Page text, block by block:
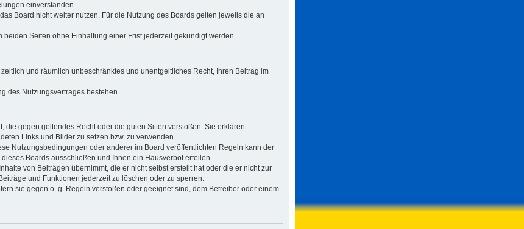
einverstanden.
Board nicht weiter nutzen. Für die Nutzung des Boards gelten jeweils die an
Seiten ohne Einhaltung einer Frist jederzeit gekündigt werden.
und räumlich unbeschränktes und unentgeltliches Recht, Ihren Beitrag im
des Nutzungsvertrages bestehen.
gegen geltendes Recht oder die guten Sitten verstoßen. Sie erklären
Links und Bilder zu setzen bzw. zu verwenden.
Nutzungsbedingungen oder anderer im Board veröffentlichten Regeln kann der
Boards ausschließen und Ihnen ein Hausverbot erteilen.
von Beiträgen übernimmt, die er nicht selbst erstellt hat oder die er nicht zur
und Funktionen jederzeit zu löschen oder zu sperren.
sie gegen o. g. Regeln verstoßen oder geeignet sind, dem Betreiber oder einem